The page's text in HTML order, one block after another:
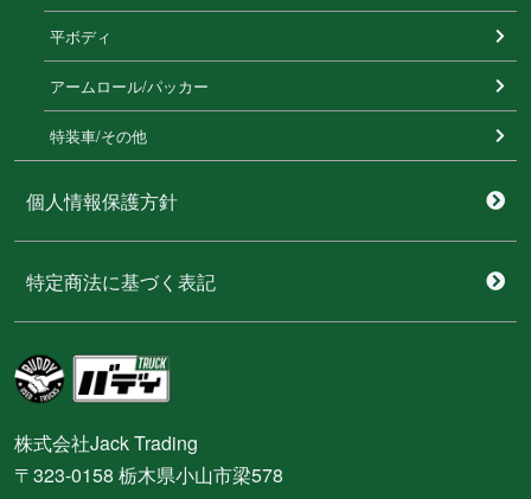
平ボディ
アームロール/パッカー
特装⾞/その他
個人情報保護方針
特定商法に基づく表記
株式会社Jack Trading
〒323-0158 栃木県小山市梁578